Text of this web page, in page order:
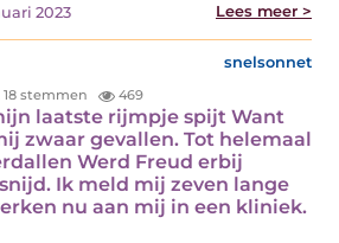
2023 Lees meer >
snelsonnet
stemmen 469
laatste rijmpje spijt Want
zwaar gevallen. Tot helemaal
Werd Freud erbij
Ik meld mij zeven lange
nu aan mij in een kliniek.